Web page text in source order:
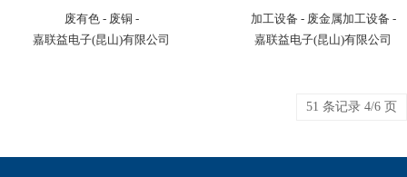
废有色 - 废铜 -
嘉联益电子(昆山)有限公司
加工设备 - 废金属加工设备 -
嘉联益电子(昆山)有限公司
51 条记录 4/6 页